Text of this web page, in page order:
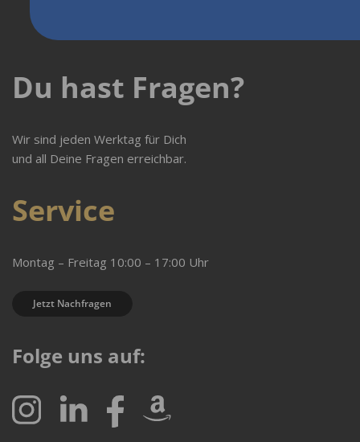
Du hast Fragen?
Wir sind jeden Werktag für Dich
und all Deine Fragen erreichbar.
Service
Montag – Freitag 10:00 – 17:00 Uhr
Jetzt Nachfragen
Folge uns auf: